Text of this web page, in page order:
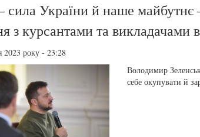
сила України й наше майбутнє
з курсантами та викладачами
2023 року - 23:28
Володимир
себе окупувати й